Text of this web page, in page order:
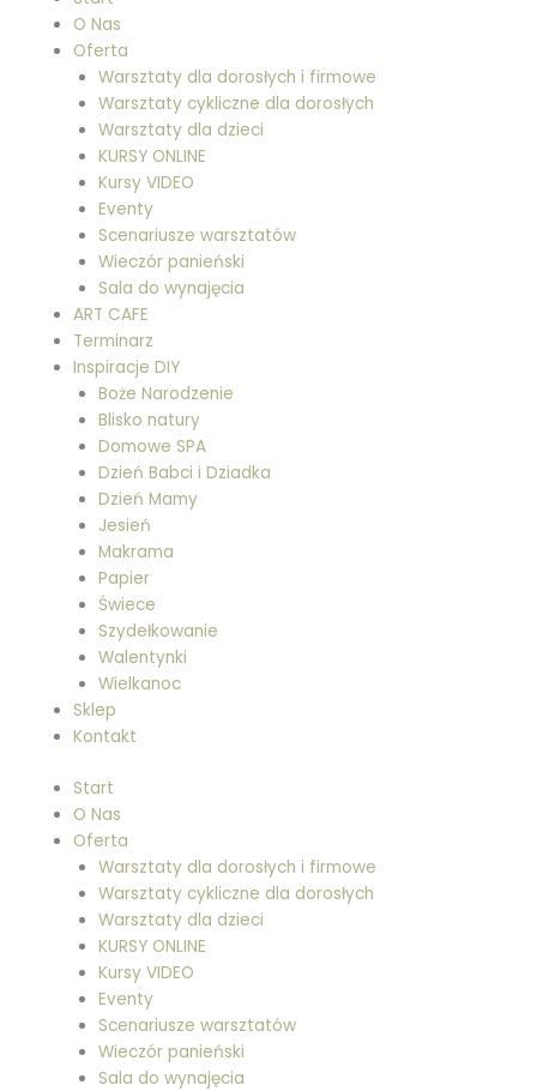
O Nas
Oferta
Warsztaty dla dorosłych i firmowe
Warsztaty cykliczne dla dorosłych
Warsztaty dla dzieci
KURSY ONLINE
Kursy VIDEO
Eventy
Scenariusze warsztatów
Wieczór panieński
Sala do wynajęcia
ART CAFE
Terminarz
Inspiracje DIY
Boże Narodzenie
Blisko natury
Domowe SPA
Dzień Babci i Dziadka
Dzień Mamy
Jesień
Makrama
Papier
Świece
Szydełkowanie
Walentynki
Wielkanoc
Sklep
Kontakt
Start
O Nas
Oferta
Warsztaty dla dorosłych i firmowe
Warsztaty cykliczne dla dorosłych
Warsztaty dla dzieci
KURSY ONLINE
Kursy VIDEO
Eventy
Scenariusze warsztatów
Wieczór panieński
Sala do wynajęcia